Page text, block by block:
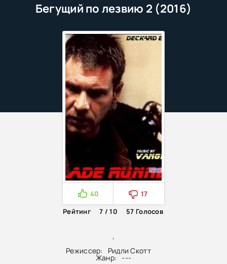
Бегущий по лезвию 2 (2016)
,
Режиссер:
Ридли Скотт
Жанр: ---
40
17
Рейтинг
7 / 10 57 Голосов